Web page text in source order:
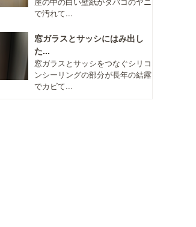
で汚れて...
窓ガラスとサッシにはみ出し
た...
窓ガラスとサッシをつなぐシリコ
ンシーリングの部分が長年の結露
でカビて...